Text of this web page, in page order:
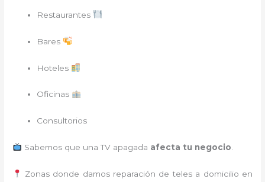
Restaurantes
Bares
Hoteles
Oficinas
Consultorios
Sabemos que una TV apagada afecta tu negocio
Zonas donde damos reparación de teles a domicilio en